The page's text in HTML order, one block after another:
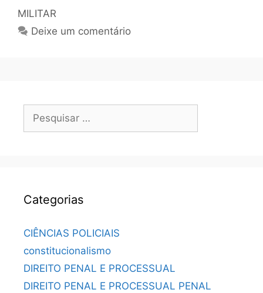
MILITAR
Deixe um comentário
Categorias
CIÊNCIAS POLICIAIS
constitucionalismo
DIREITO PENAL E PROCESSUAL
DIREITO PENAL E PROCESSUAL PENAL